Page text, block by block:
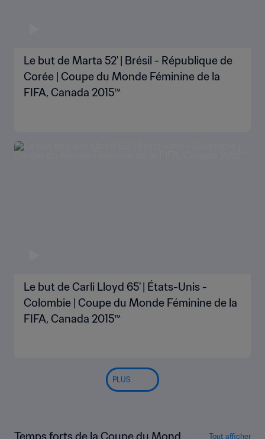
Le but de Marta 52' | Brésil - République de
Corée | Coupe du Monde Féminine de la
FIFA, Canada 2015™
Le but de Carli Lloyd 65' | États-Unis -
Colombie | Coupe du Monde Féminine de la
FIFA, Canada 2015™
PLUS
Tout afficher